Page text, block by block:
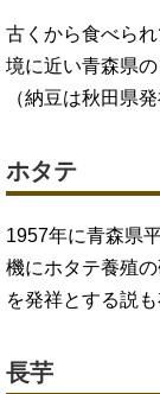
古くから食べら
境に近い青森県
（納豆は秋田県
ホタテ
1957年に青森県
機にホタテ養殖
を発祥とする説も
長芋